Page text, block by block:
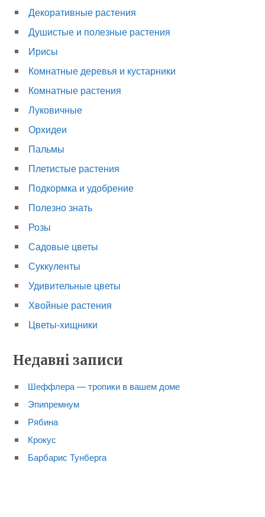
Декоративные растения
Душистые и полезные растения
Ирисы
Комнатные деревья и кустарники
Комнатные растения
Луковичные
Орхидеи
Пальмы
Плетистые растения
Подкормка и удобрение
Полезно знать
Розы
Садовые цветы
Суккуленты
Удивительные цветы
Хвойные растения
Цветы-хищники
Недавні записи
Шеффлера — тропики в вашем доме
Эпипремнум
Рябина
Крокус
Барбарис Тунберга